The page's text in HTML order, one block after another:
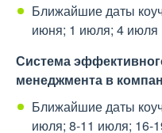
Ближайшие даты
июня; 1 июля; 4 июля
Система
менеджмента в
Ближайшие даты
июля; 8-11 июля; 16-